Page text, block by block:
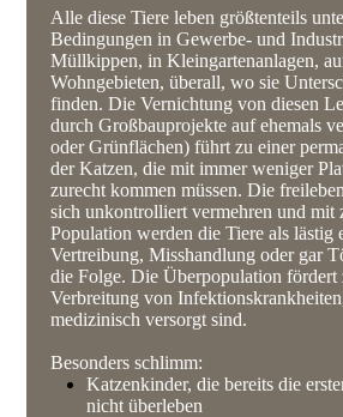
Alle diese Tiere leben größtenteils
Bedingungen in Gewerbe- und
Müllkippen, in Kleingartenanlagen,
Wohngebieten, überall, wo sie
finden. Die Vernichtung von diesen
durch Großbauprojekte auf ehemals
oder Grünflächen) führt zu einer
der Katzen, die mit immer weniger
zurecht kommen müssen. Die
sich unkontrolliert vermehren und mit
Population werden die Tiere als lästig
Vertreibung, Misshandlung oder gar
die Folge. Die Überpopulation fördert
Verbreitung von
medizinisch versorgt sind.
Besonders schlimm:
Katzenkinder, die bereits die
nicht überleben